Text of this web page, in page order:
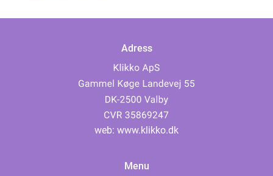
Adress
web: www.klikko.dk
Menu